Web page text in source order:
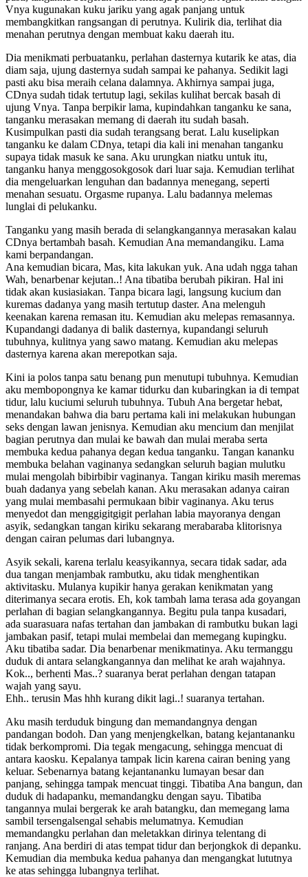
Vnya kugunakan kuku jariku yang agak panjang untuk
membangkitkan rangsangan di perutnya. Kulirik dia, terlihat dia
menahan perutnya dengan membuat kaku daerah itu.
Dia menikmati perbuatanku, perlahan dasternya kutarik ke atas, dia
diam saja, ujung dasternya sudah sampai ke pahanya. Sedikit lagi
pasti aku bisa meraih celana dalamnya. Akhirnya sampai juga,
CDnya sudah tidak tertutup lagi, sekilas kulihat bercak basah di
ujung Vnya. Tanpa berpikir lama, kupindahkan tanganku ke sana,
tanganku merasakan memang di daerah itu sudah basah.
Kusimpulkan pasti dia sudah terangsang berat. Lalu kuselipkan
tanganku ke dalam CDnya, tetapi dia kali ini menahan tanganku
supaya tidak masuk ke sana. Aku urungkan niatku untuk itu,
tanganku hanya menggosokgosok dari luar saja. Kemudian terlihat
dia mengeluarkan lenguhan dan badannya menegang, seperti
menahan sesuatu. Orgasme rupanya. Lalu badannya melemas
lunglai di pelukanku.
Tanganku yang masih berada di selangkangannya merasakan kalau
CDnya bertambah basah. Kemudian Ana memandangiku. Lama
kami berpandangan.
Ana kemudian bicara, Mas, kita lakukan yuk. Ana udah ngga tahan
Wah, benarbenar kejutan..! Ana tibatiba berubah pikiran. Hal ini
tidak akan kusiasiakan. Tanpa bicara lagi, langsung kucium dan
kuremas dadanya yang masih tertutup daster. Ana melenguh
keenakan karena remasan itu. Kemudian aku melepas remasannya.
Kupandangi dadanya di balik dasternya, kupandangi seluruh
tubuhnya, kulitnya yang sawo matang. Kemudian aku melepas
dasternya karena akan merepotkan saja.
Kini ia polos tanpa satu benang pun menutupi tubuhnya. Kemudian
aku membopongnya ke kamar tidurku dan kubaringkan ia di tempat
tidur, lalu kuciumi seluruh tubuhnya. Tubuh Ana bergetar hebat,
menandakan bahwa dia baru pertama kali ini melakukan hubungan
seks dengan lawan jenisnya. Kemudian aku mencium dan menjilat
bagian perutnya dan mulai ke bawah dan mulai meraba serta
membuka kedua pahanya degan kedua tanganku. Tangan kananku
membuka belahan vaginanya sedangkan seluruh bagian mulutku
mulai mengolah bibirbibir vaginanya. Tangan kiriku masih meremas
buah dadanya yang sebelah kanan. Aku merasakan adanya cairan
yang mulai membasahi permukaan bibir vaginanya. Aku terus
menyedot dan menggigitgigit perlahan labia mayoranya dengan
asyik, sedangkan tangan kiriku sekarang merabaraba klitorisnya
dengan cairan pelumas dari lubangnya.
Asyik sekali, karena terlalu keasyikannya, secara tidak sadar, ada
dua tangan menjambak rambutku, aku tidak menghentikan
aktivitasku. Mulanya kupikir hanya gerakan kenikmatan yang
diterimanya secara erotis. Eh, kok tambah lama terasa ada goyangan
perlahan di bagian selangkangannya. Begitu pula tanpa kusadari,
ada suarasuara nafas tertahan dan jambakan di rambutku bukan lagi
jambakan pasif, tetapi mulai membelai dan memegang kupingku.
Aku tibatiba sadar. Dia benarbenar menikmatinya. Aku termanggu
duduk di antara selangkangannya dan melihat ke arah wajahnya.
Kok.., berhenti Mas..? suaranya berat perlahan dengan tatapan
wajah yang sayu.
Ehh.. terusin Mas hhh kurang dikit lagi..! suaranya tertahan.
Aku masih terduduk bingung dan memandangnya dengan
pandangan bodoh. Dan yang menjengkelkan, batang kejantananku
tidak berkompromi. Dia tegak mengacung, sehingga mencuat di
antara kaosku. Kepalanya tampak licin karena cairan bening yang
keluar. Sebenarnya batang kejantananku lumayan besar dan
panjang, sehingga tampak mencuat tinggi. Tibatiba Ana bangun, dan
duduk di hadapanku, memandangku dengan sayu. Tibatiba
tangannya mulai bergerak ke arah batangku, dan memegang lama
sambil tersengalsengal sehabis melumatnya. Kemudian
memandangku perlahan dan meletakkan dirinya telentang di
ranjang. Ana berdiri di atas tempat tidur dan berjongkok di depanku.
Kemudian dia membuka kedua pahanya dan mengangkat lututnya
ke atas sehingga lubangnya terlihat.